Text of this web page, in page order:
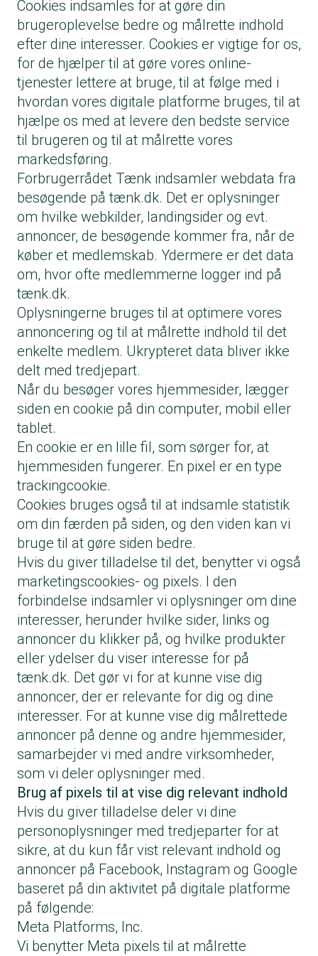
Cookies indsamles for at gøre din
brugeroplevelse bedre og målrette indhold
efter dine interesser. Cookies er vigtige for os,
for de hjælper til at gøre vores online-
tjenester lettere at bruge, til at følge med i
hvordan vores digitale platforme bruges, til at
hjælpe os med at levere den bedste service
til brugeren og til at målrette vores
markedsføring.
Forbrugerrådet Tænk indsamler webdata fra
besøgende på tænk.dk. Det er oplysninger
om hvilke webkilder, landingsider og evt.
annoncer, de besøgende kommer fra, når de
køber et medlemskab. Ydermere er det data
om, hvor ofte medlemmerne logger ind på
tænk.dk.
Oplysningerne bruges til at optimere vores
annoncering og til at målrette indhold til det
enkelte medlem. Ukrypteret data bliver ikke
delt med tredjepart.
Når du besøger vores hjemmesider, lægger
siden en cookie på din computer, mobil eller
tablet.
En cookie er en lille fil, som sørger for, at
hjemmesiden fungerer. En pixel er en type
trackingcookie.
Cookies bruges også til at indsamle statistik
om din færden på siden, og den viden kan vi
bruge til at gøre siden bedre.
Hvis du giver tilladelse til det, benytter vi også
marketingscookies- og pixels. I den
forbindelse indsamler vi oplysninger om dine
interesser, herunder hvilke sider, links og
annoncer du klikker på, og hvilke produkter
eller ydelser du viser interesse for på
tænk.dk. Det gør vi for at kunne vise dig
annoncer, der er relevante for dig og dine
interesser. For at kunne vise dig målrettede
annoncer på denne og andre hjemmesider,
samarbejder vi med andre virksomheder,
som vi deler oplysninger med.
Brug af pixels til at vise dig relevant indhold
Hvis du giver tilladelse deler vi dine
personoplysninger med tredjeparter for at
sikre, at du kun får vist relevant indhold og
annoncer på Facebook, Instagram og Google
baseret på din aktivitet på digitale platforme
på følgende:
Meta Platforms, Inc.
Vi benytter Meta pixels til at målrette